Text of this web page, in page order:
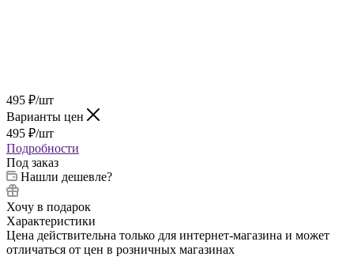
495 ₽/шт
Варианты цен
495 ₽/шт
Подробности
Под заказ
Нашли дешевле?
Хочу в подарок
Характеристики
Цена действительна только для интернет-магазина и может
отличаться от цен в розничных магазинах